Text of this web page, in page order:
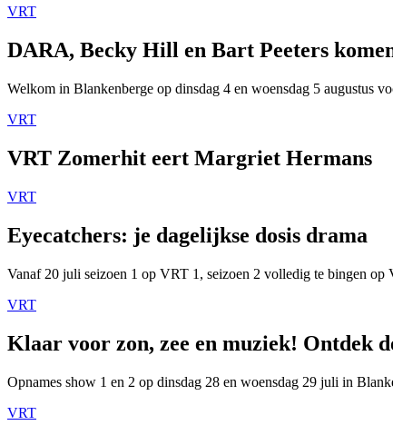
VRT
DARA, Becky Hill en Bart Peeters
Welkom in Blankenberge op dinsdag 4 en woensdag 5 augustus
VRT
VRT Zomerhit eert Margriet Hermans
VRT
Eyecatchers: je dagelijkse dosis drama
Vanaf 20 juli seizoen 1 op VRT 1, seizoen 2 volledig te bingen
VRT
Klaar voor zon, zee en muziek! Ontdek
Opnames show 1 en 2 op dinsdag 28 en woensdag 29 juli in
VRT